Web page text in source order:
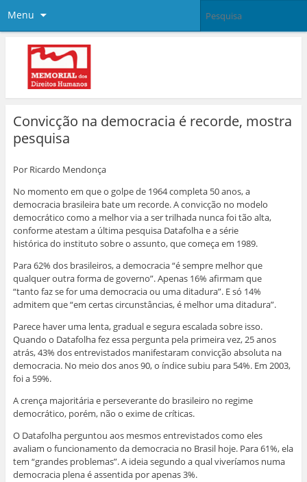
Menu
Convicção na democracia é recorde, mostra
pesquisa
Por Ricardo Mendonça
No momento em que o golpe de 1964 completa 50 anos, a
democracia brasileira bate um recorde. A convicção no modelo
democrático como a melhor via a ser trilhada nunca foi tão alta,
conforme atestam a última pesquisa Datafolha e a série
histórica do instituto sobre o assunto, que começa em 1989.
Para 62% dos brasileiros, a democracia “é sempre melhor que
qualquer outra forma de governo”. Apenas 16% afirmam que
“tanto faz se for uma democracia ou uma ditadura”. E só 14%
admitem que “em certas circunstâncias, é melhor uma ditadura”.
Parece haver uma lenta, gradual e segura escalada sobre isso.
Quando o Datafolha fez essa pergunta pela primeira vez, 25 anos
atrás, 43% dos entrevistados manifestaram convicção absoluta na
democracia. No meio dos anos 90, o índice subiu para 54%. Em 2003,
foi a 59%.
A crença majoritária e perseverante do brasileiro no regime
democrático, porém, não o exime de críticas.
O Datafolha perguntou aos mesmos entrevistados como eles
avaliam o funcionamento da democracia no Brasil hoje. Para 61%, ela
tem “grandes problemas”. A ideia segundo a qual viveríamos numa
democracia plena é assentida por apenas 3%.